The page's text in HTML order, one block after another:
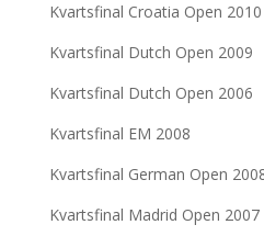
Kvartsfinal Croatia Open 2010
Kvartsfinal Dutch Open 2009
Kvartsfinal Dutch Open 2006
Kvartsfinal EM 2008
Kvartsfinal German Open
Kvartsfinal Madrid Open 2007